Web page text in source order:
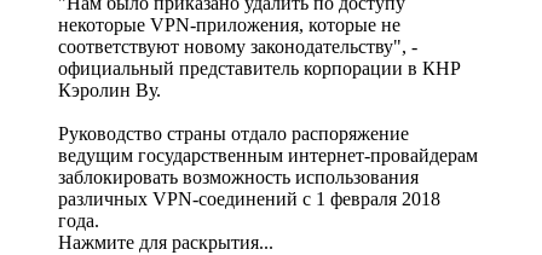
некоторые VPN-приложения, которые не
соответствуют новому законодательству", -
официальный представитель корпорации в КНР
Кэролин Ву.
Руководство страны отдало распоряжение
ведущим государственным интернет-провайдерам
заблокировать возможность использования
различных VPN-соединений с 1 февраля 2018
года.
Нажмите для раскрытия...